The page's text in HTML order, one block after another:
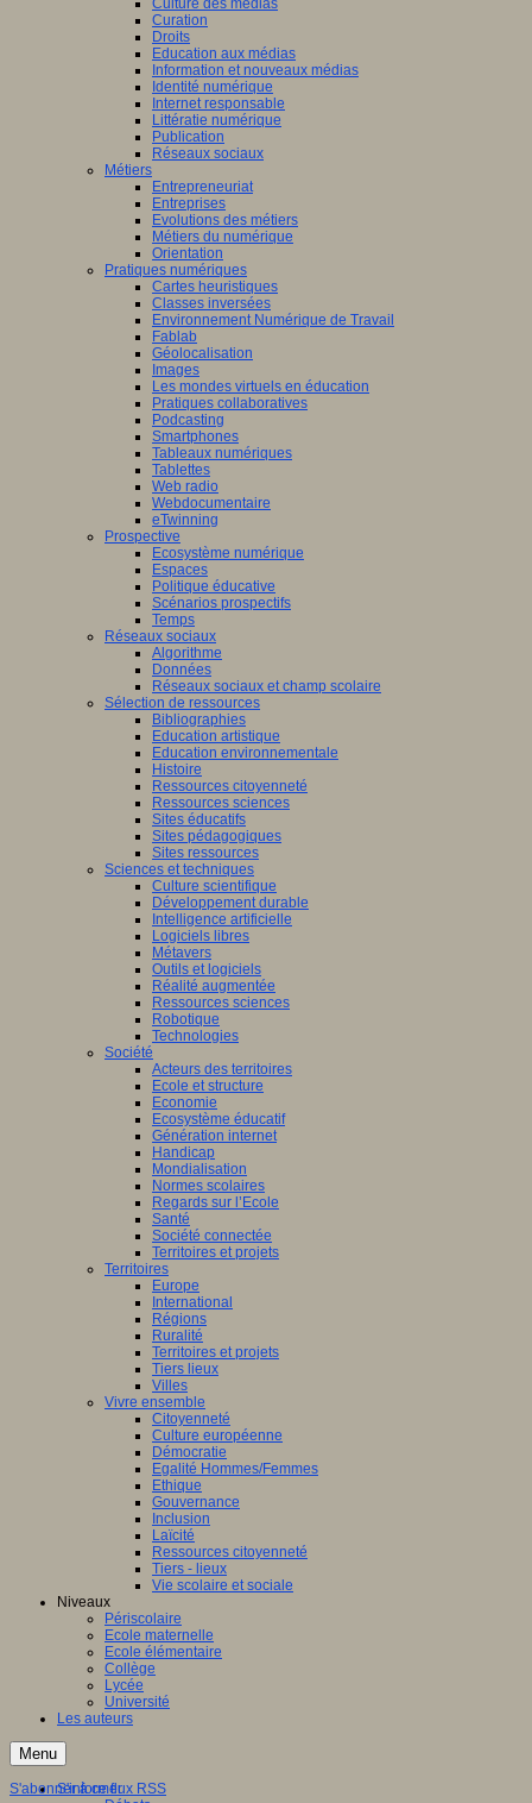
Culture des médias
Curation
Droits
Education aux médias
Information et nouveaux médias
Identité numérique
Internet responsable
Littératie numérique
Publication
Réseaux sociaux
Métiers
Entrepreneuriat
Entreprises
Evolutions des métiers
Métiers du numérique
Orientation
Pratiques numériques
Cartes heuristiques
Classes inversées
Environnement Numérique de Travail
Fablab
Géolocalisation
Images
Les mondes virtuels en éducation
Pratiques collaboratives
Podcasting
Smartphones
Tableaux numériques
Tablettes
Web radio
Webdocumentaire
eTwinning
Prospective
Ecosystème numérique
Espaces
Politique éducative
Scénarios prospectifs
Temps
Réseaux sociaux
Algorithme
Données
Réseaux sociaux et champ scolaire
Sélection de ressources
Bibliographies
Education artistique
Education environnementale
Histoire
Ressources citoyenneté
Ressources sciences
Sites éducatifs
Sites pédagogiques
Sites ressources
Sciences et techniques
Culture scientifique
Développement durable
Intelligence artificielle
Logiciels libres
Métavers
Outils et logiciels
Réalité augmentée
Ressources sciences
Robotique
Technologies
Société
Acteurs des territoires
Ecole et structure
Economie
Ecosystème éducatif
Génération internet
Handicap
Mondialisation
Normes scolaires
Regards sur l’Ecole
Santé
Société connectée
Territoires et projets
Territoires
Europe
International
Régions
Ruralité
Territoires et projets
Tiers lieux
Villes
Vivre ensemble
Citoyenneté
Culture européenne
Démocratie
Egalité Hommes/Femmes
Ethique
Gouvernance
Inclusion
Laïcité
Ressources citoyenneté
Tiers - lieux
Vie scolaire et sociale
Niveaux
Périscolaire
Ecole maternelle
Ecole élémentaire
Collège
Lycée
Université
Les auteurs
Menu
S'informer
S'abonner à ce flux RSS